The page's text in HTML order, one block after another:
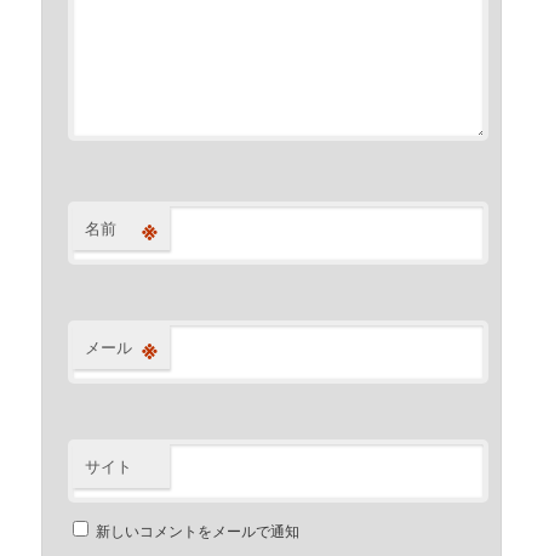
名前 ※
メール ※
サイト
新しいコメントをメールで通知